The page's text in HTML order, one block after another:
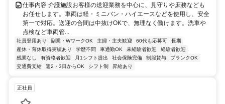
仕事内容 介護施設お客様の送迎業務を中心に、見守りや庶務なども
お任せします。車両は軽・ミニバン・ハイエースなどを使用し、安全
第一で対応。送迎の合間は中抜けOKで、無理なく働けます。洗車や
点検など車両管...
社員登用あり 副業・WワークOK 主婦・主夫歓迎 60代も応募可
長期
産休・育休取得実績あり
学歴不問 車通勤OK 未経験者歓迎
経験者歓迎
残業なし
有資格者歓迎 月1シフト提出 社会保険完備 制服貸与
ブランクOK
交通費支給
週2・3日からOK シフト制 昇給あり
正社員